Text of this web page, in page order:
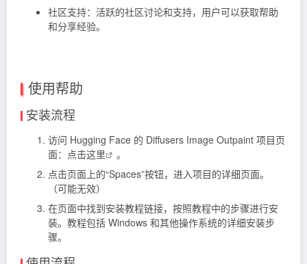
社区支持：活跃的社区讨论和支持，用户可以获取帮助
和分享经验。
使用帮助
安装流程
访问 Hugging Face 的 Diffusers Image Outpaint 项目页
面： 点击这里
。
点击页面上的“Spaces”按钮，进入项目的详细页面。
（可能无效）
在页面中找到安装教程链接，按照教程中的步骤进行安
装。教程包括 Windows 和其他操作系统的详细安装步
骤。